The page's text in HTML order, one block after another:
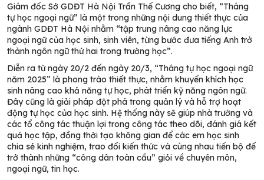
Giám đốc Sở GDĐT Hà Nội Trần Thế Cương cho biết, “Tháng
tự học ngoại ngữ” là một trong những nội dung thiết thực của
ngành GDĐT Hà Nội nhằm “tập trung nâng cao năng lực
ngoại ngữ của học sinh, sinh viên, từng bước đưa tiếng Anh trở
thành ngôn ngữ thứ hai trong trường học”.
Diễn ra từ ngày 20/2 đến ngày 20/3, “Tháng tự học ngoại ngữ
năm 2025” là phong trào thiết thực, nhằm khuyến khích học
sinh nâng cao khả năng tự học, phát triển kỹ năng ngôn ngữ.
Đây cũng là giải pháp đột phá trong quản lý và hỗ trợ hoạt
động tự học của học sinh. Hệ thống này sẽ giúp nhà trường và
các tổ công tác thuận lợi trong công tác theo dõi, đánh giá kết
quả học tập, đồng thời tạo không gian để các em học sinh
chia sẻ kinh nghiệm, trao đổi kiến thức và cùng nhau tiến bộ để
trở thành những “công dân toàn cầu” giỏi về chuyên môn,
ngoại ngữ, tin học.